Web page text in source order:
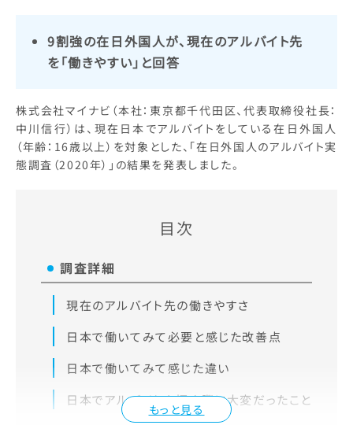
9割強の在日外国人が、現在のアルバイト先
を「働きやすい」と回答
株式会社マイナビ（本社：東京都千代田区、代表取締役社長：
中川信行）は、現在日本でアルバイトをしている在日外国人
（年齢：16歳以上）を対象とした、「在日外国人のアルバイト実
態調査（2020年）」の結果を発表しました。
目次
もっと見る
調査詳細
現在のアルバイト先の働きやすさ
日本で働いてみて必要と感じた改善点
日本で働いてみて感じた違い
日本でアルバイトを探す際に大変だったこと